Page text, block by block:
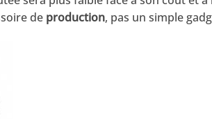
de production, pas un simple